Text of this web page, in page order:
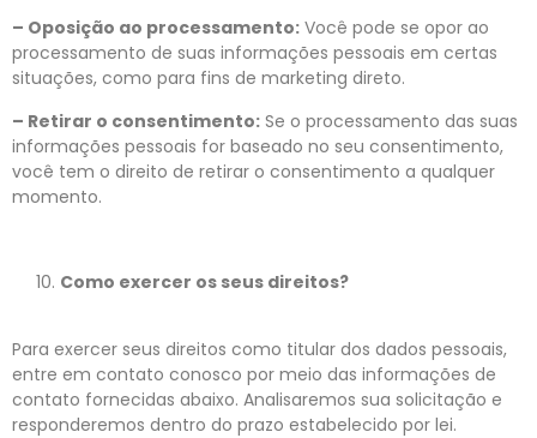
– Oposição ao processamento: Você pode se opor ao
processamento de suas informações pessoais em certas
situações, como para fins de marketing direto.
– Retirar o consentimento: Se o processamento das suas
informações pessoais for baseado no seu consentimento,
você tem o direito de retirar o consentimento a qualquer
momento.
Como exercer os seus direitos?
Para exercer seus direitos como titular dos dados pessoais,
entre em contato conosco por meio das informações de
contato fornecidas abaixo. Analisaremos sua solicitação e
responderemos dentro do prazo estabelecido por lei.